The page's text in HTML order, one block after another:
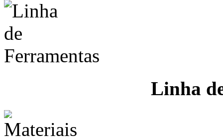
Linha